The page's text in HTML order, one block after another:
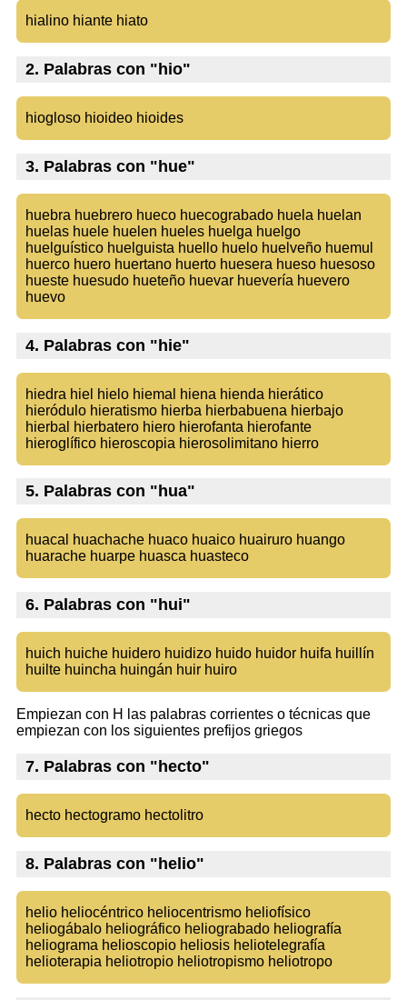
hialino hiante hiato
2. Palabras con "hio"
hiogloso hioideo hioides
3. Palabras con "hue"
huebra huebrero hueco huecograbado huela huelan
huelas huele huelen hueles huelga huelgo
huelguístico huelguista huello huelo huelveño huemul
huerco huero huertano huerto huesera hueso huesoso
hueste huesudo hueteño huevar huevería huevero
huevo
4. Palabras con "hie"
hiedra hiel hielo hiemal hiena hienda hierático
hieródulo hieratismo hierba hierbabuena hierbajo
hierbal hierbatero hiero hierofanta hierofante
hieroglífico hieroscopia hierosolimitano hierro
5. Palabras con "hua"
huacal huachache huaco huaico huairuro huango
huarache huarpe huasca huasteco
6. Palabras con "hui"
huich huiche huidero huidizo huido huidor huifa huillín
huilte huincha huingán huir huiro
Empiezan con H las palabras corrientes o técnicas que
empiezan con los siguientes prefijos griegos
7. Palabras con "hecto"
hecto hectogramo hectolitro
8. Palabras con "helio"
helio heliocéntrico heliocentrismo heliofísico
heliogábalo heliográfico heliograbado heliografía
heliograma helioscopio heliosis heliotelegrafía
helioterapia heliotropio heliotropismo heliotropo